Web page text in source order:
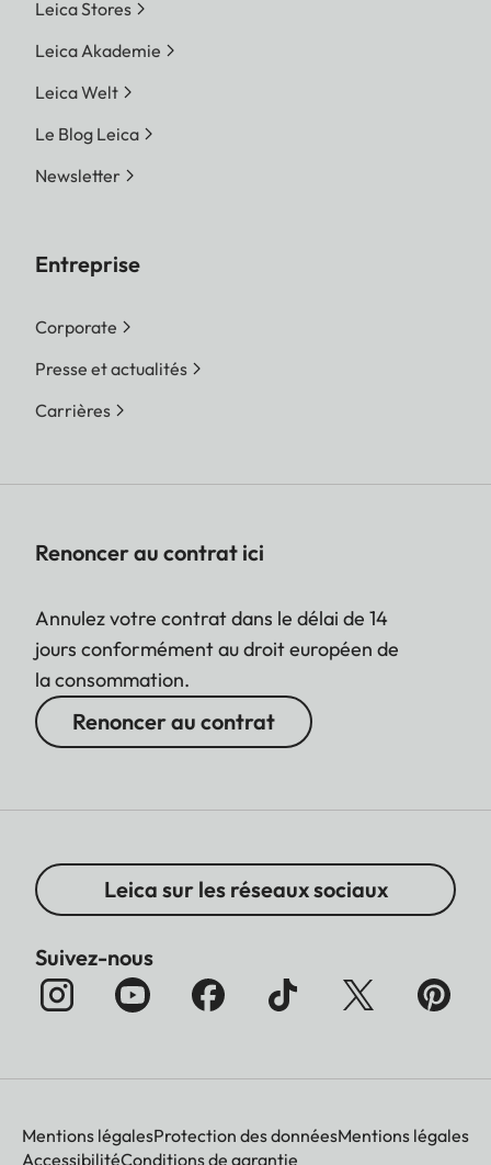
Leica Stores
Leica Akademie
Leica Welt
Le Blog Leica
Newsletter
Entreprise
Corporate
Presse et actualités
Carrières
Renoncer au contrat ici
Annulez votre contrat dans le délai de 14
jours conformément au droit européen de
la consommation.
Renoncer au contrat
Leica sur les réseaux sociaux
Suivez-nous
Mentions légalesProtection des donnéesMentions légales
AccessibilitéConditions de garantie